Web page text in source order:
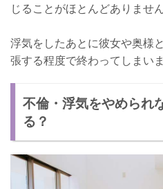
じることがほとんどありません
浮気をしたあとに彼女や奥様
張する程度で終わってしまいま
不倫・浮気をやめられ
る？